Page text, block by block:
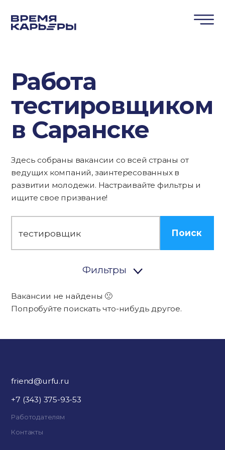
Работа
тестировщиком
в Саранске
Здесь собраны вакансии со всей страны от
ведущих компаний, заинтересованных в
развитии молодежи. Настраивайте фильтры и
ищите свое призвание!
Поиск
Фильтры
Вакансии не найдены 🙁
Попробуйте поискать что-нибудь другое.
friend@urfu.ru
+7 (343) 375-93-53
Работодателям
Контакты